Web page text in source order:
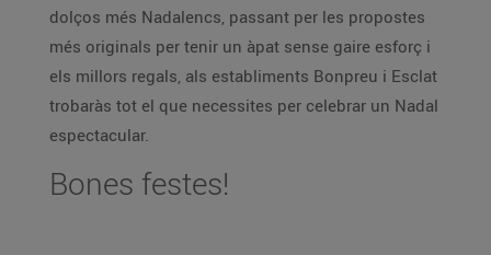
dolços més Nadalencs, passant per les propostes
més originals per tenir un àpat sense gaire esforç i
els millors regals, als establiments Bonpreu i Esclat
trobaràs tot el que necessites per celebrar un Nadal
espectacular.
Bones festes!